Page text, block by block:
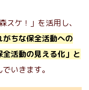
ケ！」を活用し、
ちな保全活動への
全活動の見える化」と
いきます。